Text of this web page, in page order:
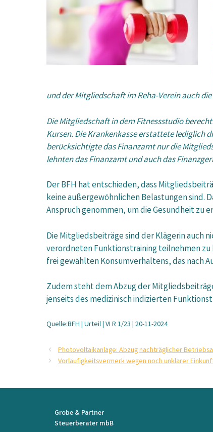
und der Mitgliedschaft im Reha-Verein auch
Die Mitgliedschaft in dem Fitnessstudio
Kursen. Die Krankenkasse erstattete lediglich
berücksichtigte das Finanzamt nur die
lehnten das Finanzamt und auch das
Der BFH hat entschieden, dass
keine außergewöhnlichen Belastungen sind.
Anspruch genommen, um die Gesundheit zu
Die Mitgliedsbeiträge sind der Klägerin auch
verordneten Funktionstraining teilnehmen zu
frei gewählten Konsumverhaltens, das nach
Zudem steht dem Abzug der
jenseits des medizinisch indizierten
Quelle:BFH | Urteil | VI R 1/23 | 20-11-2024
Photovoltaikanlage: Abzug nachträglicher
Vorläufigkeitsvermerk wegen noch unklarer
Grobe & Partner
Steuerberater mbB